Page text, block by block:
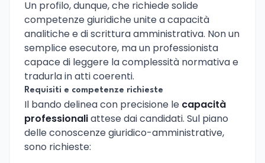
Un profilo, dunque, che richiede solide
competenze giuridiche unite a capacità
analitiche e di scrittura amministrativa. Non un
semplice esecutore, ma un professionista
capace di leggere la complessità normativa e
tradurla in atti coerenti.
Requisiti e competenze richieste
Il bando delinea con precisione le capacità
professionaliattese dai candidati. Sul piano
delle conoscenze giuridico-amministrative,
sono richieste: